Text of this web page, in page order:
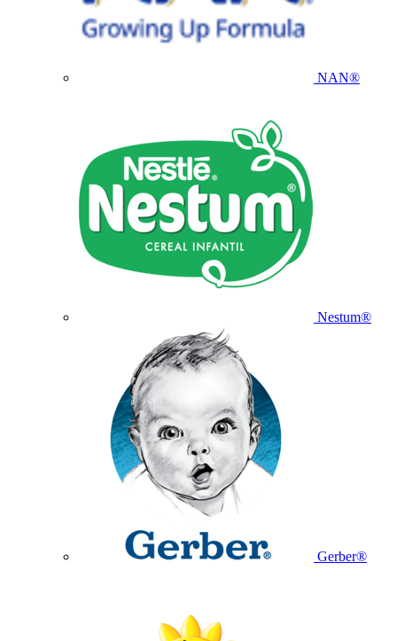
NAN®
Nestum®
Gerber®